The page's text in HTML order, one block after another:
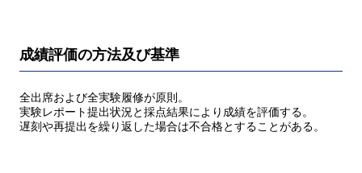
成績評価の方法及び基準
全出席および全実験履修が原則。
実験レポート提出状況と採点結果により成績を評価する。
遅刻や再提出を繰り返した場合は不合格とすることがある。